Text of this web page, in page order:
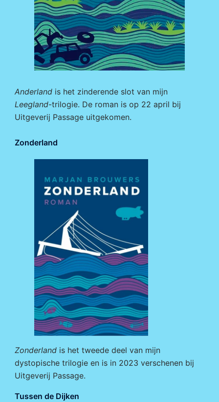
Anderland is het zinderende slot van mijn
Leegland-trilogie. De roman is op 22 april bij
Uitgeverij Passage uitgekomen.
Zonderland
Zonderland is het tweede deel van mijn
dystopische trilogie en is in 2023 verschenen bij
Uitgeverij Passage.
Tussen de Dijken